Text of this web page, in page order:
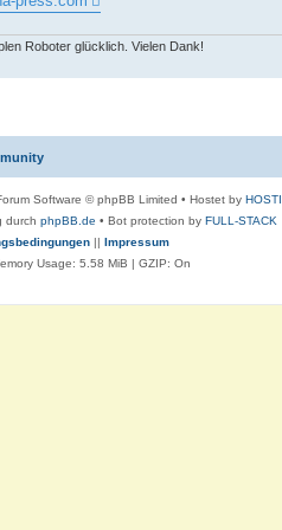
Roboter glücklich. Vielen Dank!
Software © phpBB Limited • Hostet by
durch phpBB.de • Bot protection by FULL-STACK
|| Impressum
Usage: 5.58 MiB | GZIP: On